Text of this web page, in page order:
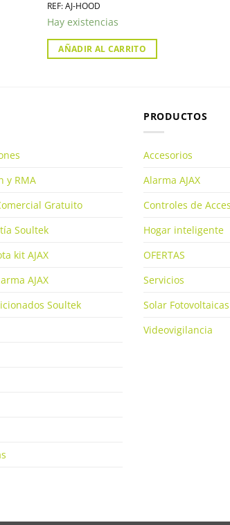
REF: AJ-HOOD
Hay existencias
AÑADIR AL CARRITO
y RMA
Gratuito
Soultek
kit AJAX
AJAX
Soultek
PRODUCTOS
Accesorios
Alarma AJAX
Controles de
Hogar inteligente
OFERTAS
Servicios
Solar Fotovoltaicas
Videovigilancia